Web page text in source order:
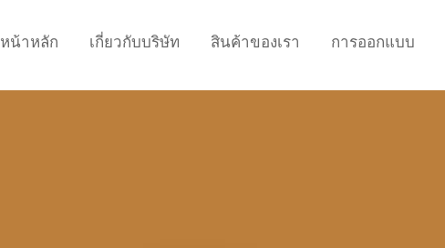
หน้าหลัก เกี่ยวกับบริษัท สินค้าของเรา การออกแบบ